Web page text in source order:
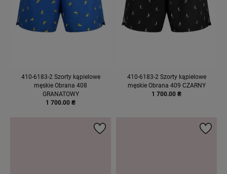
410-6183-2 Szorty kąpielowe
męskie Obrana 408
GRANATOWY
1 700.00 ₴
410-6183-2 Szorty kąpielowe
męskie Obrana 409 CZARNY
1 700.00 ₴